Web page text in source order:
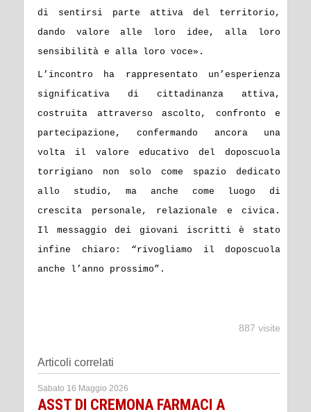
di sentirsi parte attiva del territorio,
dando valore alle loro idee, alla loro
sensibilità e alla loro voce».
L’incontro ha rappresentato un’esperienza
significativa di cittadinanza attiva,
costruita attraverso ascolto, confronto e
partecipazione, confermando ancora una
volta il valore educativo del doposcuola
torrigiano non solo come spazio dedicato
allo studio, ma anche come luogo di
crescita personale, relazionale e civica.
Il messaggio dei giovani iscritti è stato
infine chiaro: “rivogliamo il doposcuola
anche l’anno prossimo”.
887 visite
Articoli correlati
Sabato 16 Maggio 2026
ASST DI CREMONA FARMACI A